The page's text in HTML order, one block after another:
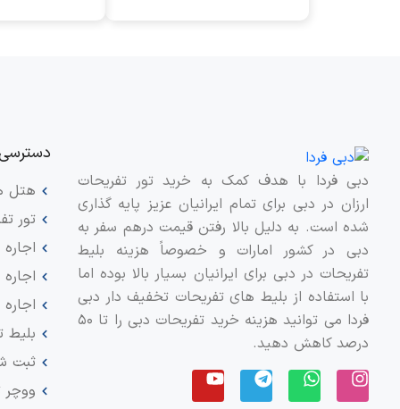
دبی فردا با هدف کمک به خرید تور تفریحات
ارزان در دبی برای تمام ایرانیان عزیز پایه گذاری
شده است. به دلیل بالا رفتن قیمت درهم سفر به
دبی در کشور امارات و خصوصاً هزینه بلیط
تفریحات در دبی برای ایرانیان بسیار بالا بوده اما
با استفاده از بلیط های تفریحات تخفیف دار دبی
فردا می توانید هزینه خرید تفریحات دبی را تا ۵۰
درصد کاهش دهید.
هتل
تور
اجاره
بلیط
ثبت